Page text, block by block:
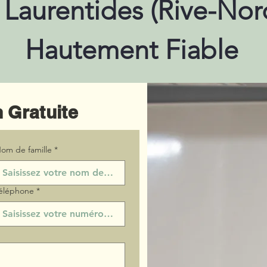
(Rive-
Hautement Fiable
Gratuite
de famille *
*